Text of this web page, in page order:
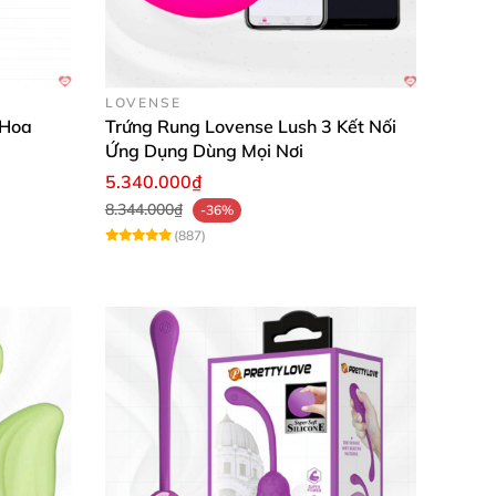
của từng chị em. Thiết kế tinh tế, nhỏ
nổi kích thích mạnh mẽ từng điểm nhạy
nhiều sản phẩm thông thường khác. Đây là
hoa.
LOVENSE
Trứng Rung Lovense Lush 3 Kết Nối
Ứng Dụng Dùng Mọi Nơi
5.340.000₫
8.344.000₫
-36%
(887)